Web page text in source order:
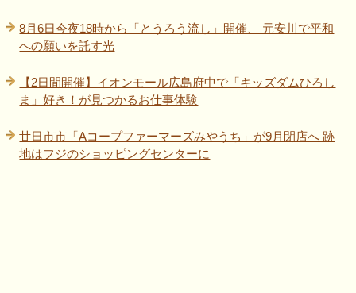
8月6日今夜18時から「とうろう流し」開催、 元安川で平和
への願いを託す光
【2日間開催】イオンモール広島府中で「キッズダムひろし
ま」好き！が見つかるお仕事体験
廿日市市「Aコープファーマーズみやうち」が9月閉店へ 跡
地はフジのショッピングセンターに